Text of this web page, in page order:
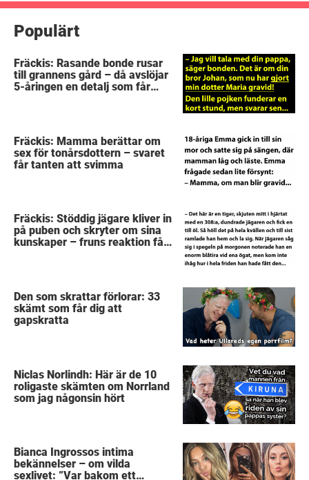
Populärt
Fräckis: Rasande bonde rusar
till grannens gård – då avslöjar
5-åringen en detalj som får
Fräckis: Mamma berättar om
sex för tonårsdottern – svaret
får tanten att svimma
Fräckis: Stöddig jägare kliver in
på puben och skryter om sina
kunskaper – fruns reaktion får
Den som skrattar förlorar: 33
skämt som får dig att
gapskratta
Niclas Norlindh: Här är de 10
roligaste skämten om Norrland
som jag någonsin hört
Bianca Ingrossos intima
bekännelser – om vilda
sexlivet: ”Var bakom ett